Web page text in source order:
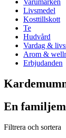
Varumärken
Livsmedel
Kosttillskott
Te
Hudvård
Vardag &
Arom &
Erbjudanden
En
Filtrera och sortera